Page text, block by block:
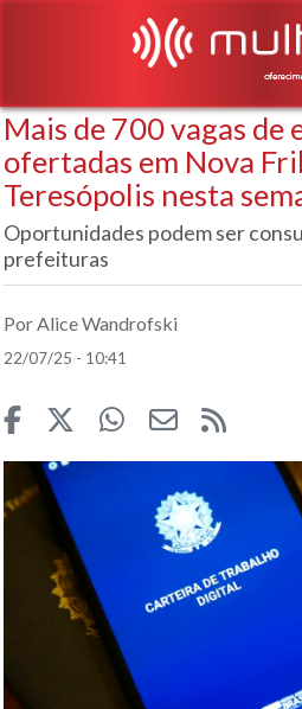
Mais de 700 vagas de
ofertadas em Nova
Teresópolis nesta
Oportunidades podem ser
prefeituras
Por Alice Wandrofski
22/07/25 - 10:41